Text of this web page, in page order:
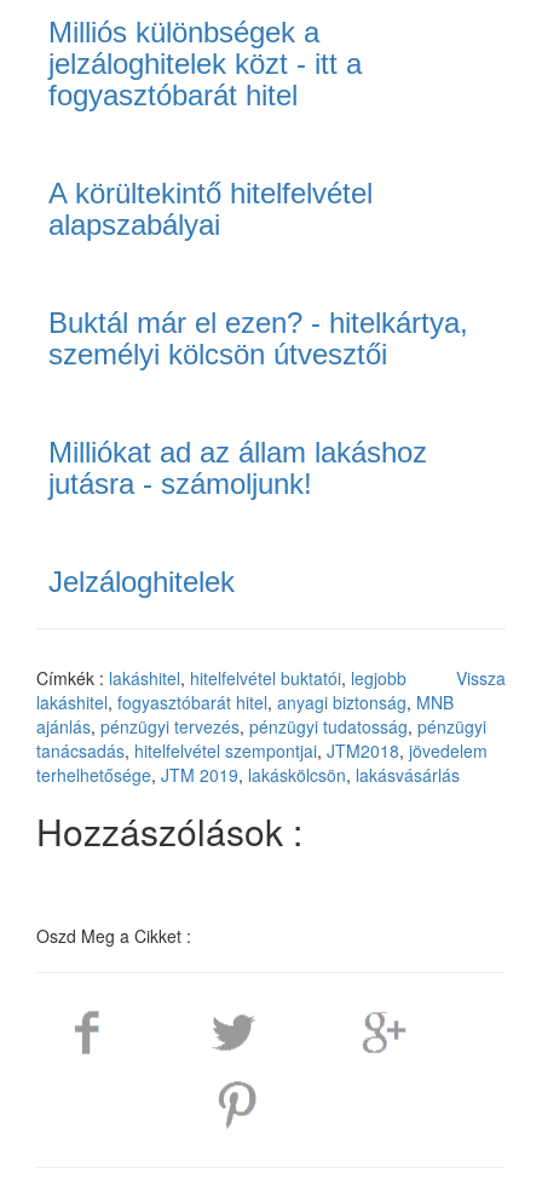
Milliós különbségek a
jelzáloghitelek közt - itt a
fogyasztóbarát hitel
A körültekintő hitelfelvétel
alapszabályai
Buktál már el ezen? - hitelkártya,
személyi kölcsön útvesztői
Milliókat ad az állam lakáshoz
jutásra - számoljunk!
Jelzáloghitelek
Vissza
Címkék : lakáshitel, hitelfelvétel buktatói, legjobb
lakáshitel, fogyasztóbarát hitel, anyagi biztonság, MNB
ajánlás, pénzügyi tervezés, pénzügyi tudatosság, pénzügyi
tanácsadás, hitelfelvétel szempontjai, JTM2018, jövedelem
terhelhetősége, JTM 2019, lakáskölcsön, lakásvásárlás
Hozzászólások :
Oszd Meg a Cikket :